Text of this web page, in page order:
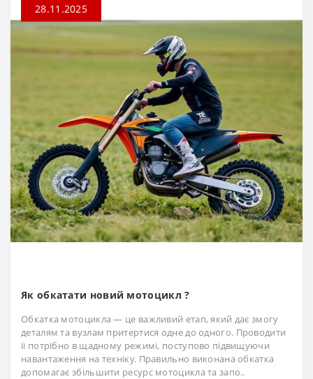
28.11.2025
Як обкатати новий мотоцикл ?
Обкатка мотоцикла — це важливий етап, який дає змогу
деталям та вузлам притертися одне до одного. Проводити
її потрібно в щадному режимі, поступово підвищуючи
навантаження на техніку. Правильно виконана обкатка
допомагає збільшити ресурс мотоцикла та запо..